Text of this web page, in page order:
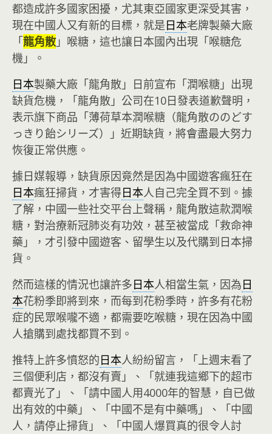
都造成許多國家困擾，尤其東亞國家更深受其害，
現在中國人又有新的目標，就是日本老牌製藥大廠
「龍角散 」喉糖，這也讓日本國內出現「喉糖危
機」。
日本製藥大廠「龍角散」日前宣布「潤喉糖」出現
缺貨危機，「龍角散」公司在10日發表道歉聲明，
表示旗下商品「薄荷草本潤喉糖（龍角散ののどす
っきり飴シリーズ）」近期缺貨，將會盡最大努力
恢復正常供應。
據日媒報導，缺貨原因竟然是因為中國遊客瘋狂在
日本瘋狂掃貨，才害得日本人自己完全買不到。據
了解，中國一些社交平台上聲稱，龍角散這款潤喉
糖，對治療新冠肺炎有功效，甚至被當成「救命神
藥」，才引發中國遊客、留學生以及代購到日本掃
貨。
然而這樣的情況也讓許多日本人相當生氣，因為日
本花粉季即將到來，而每到花粉季時，許多有花粉
症的民眾喉嚨不適，都需要吃喉糖，現在因為中國
人搶購到處找都買不到。
推特上許多憤怒的日本人紛紛留言，「上週末看了
三個便利店，都沒有賣」、「就連我這鄉下的超市
都賣光了」、「請中國人用4000年的智慧，自已做
出有效的中藥」、「中國不是有中藥嗎」、「中國
人，請停止掃貨」、「中國人爆買真的很令人討